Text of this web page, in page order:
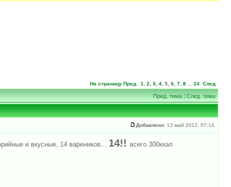
На страницу Пред. 1 2 3 4 5 6 7 8 24 След.
Пред. тема|След. тема
Добавлено: 13 май 2012, 07:14
и вкусные, 14 вареников... 14!! всего 300ккал